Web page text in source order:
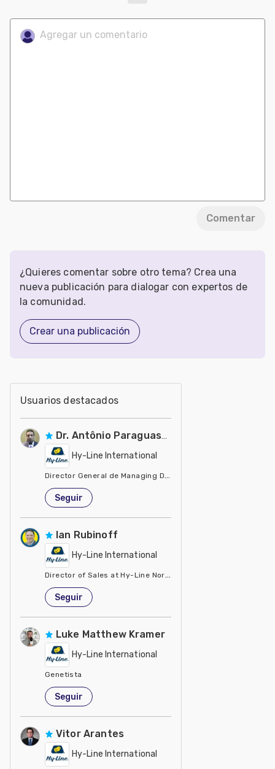
Comentar
¿Quieres comentar sobre otro tema? Crea una
nueva publicación para dialogar con expertos de
la comunidad.
Crear una publicación
Usuarios destacados
Dr. Antônio Paraguassu
Hy-Line International
Director General de Managing Director Managing
Estados Unidos de América
Seguir
Ian Rubinoff
Hy-Line International
Director of Sales at Hy-Line North America L.L.C.
Estados Unidos de América
Seguir
Luke Matthew Kramer
Hy-Line International
Genetista
Estados Unidos de América
Seguir
Vitor Arantes
Hy-Line International